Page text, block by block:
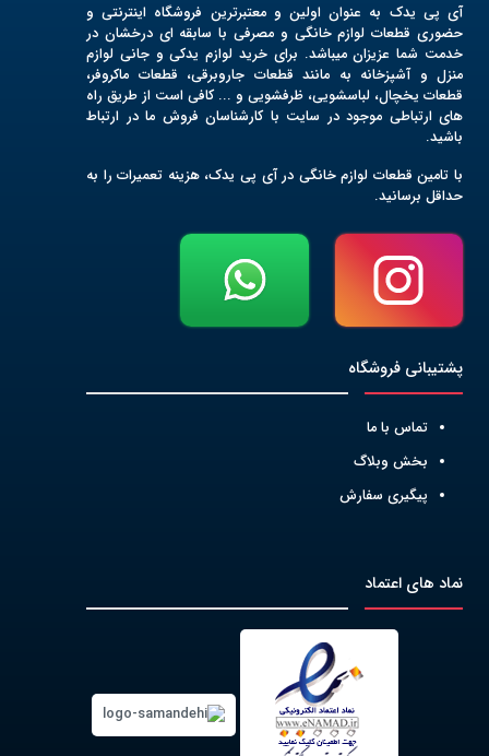
آی پی یدک به عنوان اولین و معتبرترین فروشگاه اینترنتی و
حضوری قطعات لوازم خانگی و مصرفی با سابقه ای درخشان در
خدمت شما عزیزان میباشد. برای خرید لوازم یدکی و جانی لوازم
منزل و آشپزخانه به مانند قطعات جاروبرقی، قطعات ماکروفر،
قطعات یخچال، لباسشویی، ظرفشویی و ... کافی است از طریق راه
های ارتباطی موجود در سایت با کارشناسان فروش ما در ارتباط
باشید.
با تامین قطعات لوازم خانگی در آی پی یدک، هزینه تعمیرات را به
حداقل برسانید.
پشتیبانی فروشگاه
تماس با ما
بخش وبلاگ
پیگیری سفارش
نماد های اعتماد